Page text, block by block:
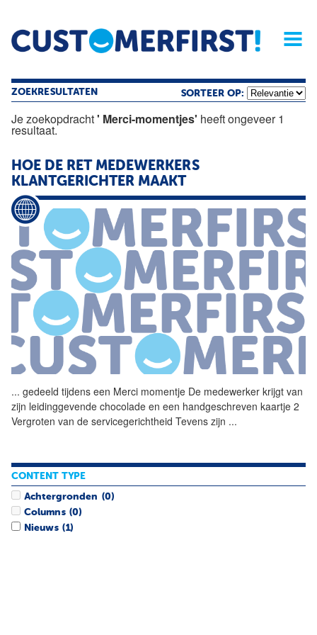
Home Opinie Archief
Magazine
ZOEKRESULTATEN SORTEER OP:
Je zoekopdracht' Merci-momentjes' heeft ongeveer 1
resultaat.
HOE DE RET MEDEWERKERS
KLANTGERICHTER MAAKT
... gedeeld tijdens een Merci momentje De medewerker krijgt van
zijn leidinggevende chocolade en een handgeschreven kaartje 2
Vergroten van de servicegerichtheid Tevens zijn ...
CONTENT TYPE
Achtergronden (0)
Columns (0)
Nieuws (1)